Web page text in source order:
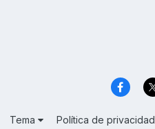
Tema Política de privacidad